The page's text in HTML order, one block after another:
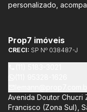
personalizado,
Lemann Imóveis,
Santo Amaro, que
com opções de 3 ou 4
estão situados
Prop7 imóveis
CRECI: SP Nº 038487-J
Avenida Doutor Chucri
Francisco (Zona Sul),